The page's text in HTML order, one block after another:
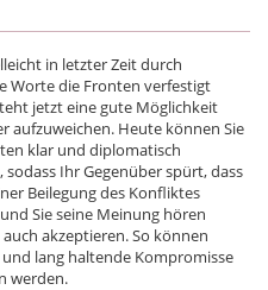
in letzter Zeit durch
Worte die Fronten verfestigt
jetzt eine gute Möglichkeit
aufzuweichen. Heute können Sie
klar und diplomatisch
Ihr Gegenüber spürt, dass
Beilegung des Konfliktes
Sie seine Meinung hören
akzeptieren. So können
lang haltende Kompromisse
werden.